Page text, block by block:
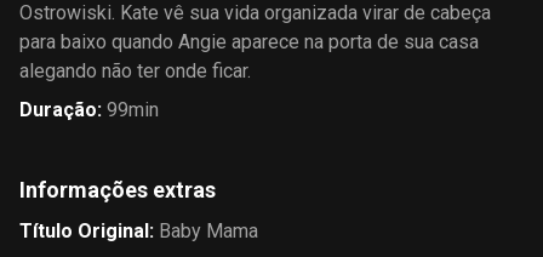
Ostrowiski. Kate vê sua vida organizada virar de cabeça
para baixo quando Angie aparece na porta de sua casa
alegando não ter onde ficar.
Duração: 99min
Informações extras
Título Original: Baby Mama